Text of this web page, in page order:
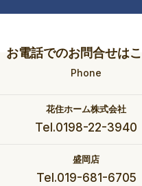
お電話でのお問合せは
Phone
花住ホーム株式会社
Tel.0198-22-3940
盛岡店
Tel.019-681-6705